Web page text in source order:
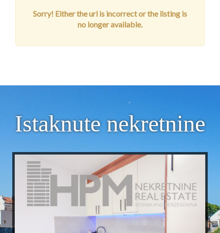
Sorry! Either the url is incorrect or the listing is
no longer available.
Istaknute nekretnine